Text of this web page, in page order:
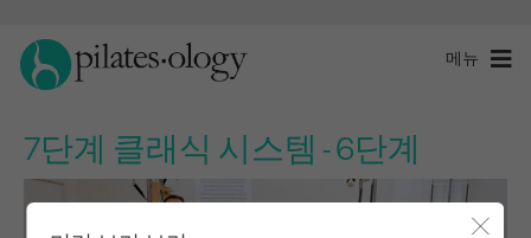
메뉴
7단계 클래식 시스템 - 6단계